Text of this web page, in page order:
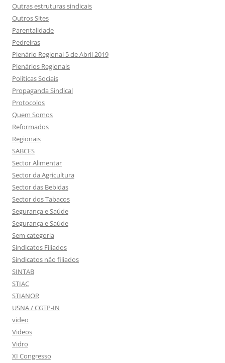
Outras estruturas sindicais
Outros Sites
Parentalidade
Pedreiras
Plenário Regional 5 de Abril 2019
Plenários Regionais
Políticas Sociais
Propaganda Sindical
Protocolos
Quem Somos
Reformados
Regionais
SABCES
Sector Alimentar
Sector da Agricultura
Sector das Bebidas
Sector dos Tabacos
Segurança e Saúde
Segurança e Saúde
Sem categoria
Sindicatos Filiados
Sindicatos não filiados
SINTAB
STIAC
STIANOR
USNA / CGTP-IN
video
Videos
Vidro
XI Congresso